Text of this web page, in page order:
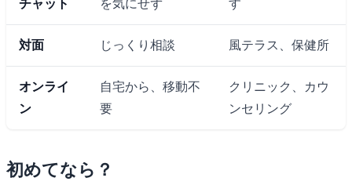
チャット
を気にせず
す
対面 じっくり相談 風テラス、保健所
オンライ
ン
自宅から、移動不
要
クリニック、カウ
ンセリング
初めてなら？